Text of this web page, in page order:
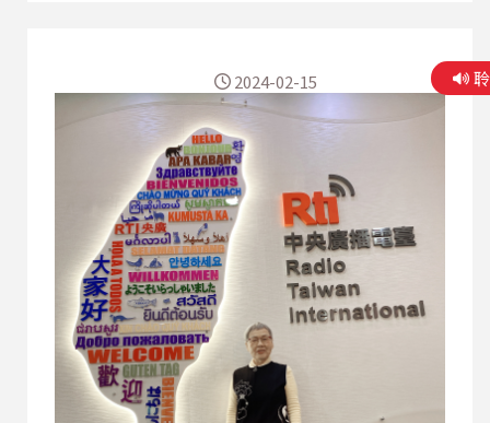
協助弘道老人基金會籌辦音樂劇，因此也招募高年
級成立劇團，售票演出相當的成功。起初成立合唱
團並不順利，但方向修正與音樂劇相同的方式，卻
讓高年級生有成就感。繼續挑戰到幼兒園說故事加
上帶動跳，讓退休後的銀髮族有了第二人生，尤其
推出一場服裝走秀活動，讓高年級生挑一件有故事
的衣服與服裝設計系的同學合作，改造不同的款
式，展現新的生命力，同時一起走秀，總監呂協翰
的初心是社會的人口年齡結構持續在變化，銀髮族
的時代已經來臨了，讓這些服裝設計系的學生提早
了解銀髮族的市場，達到雙贏的目標。
2024-02-15